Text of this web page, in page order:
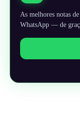
As melhores notas
WhatsApp — de